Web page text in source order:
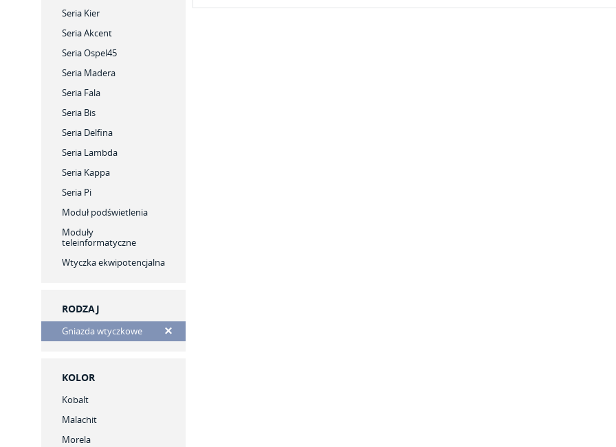
Seria Kier
Seria Akcent
Seria Ospel45
Seria Madera
Seria Fala
Seria Bis
Seria Delfina
Seria Lambda
Seria Kappa
Seria Pi
Moduł podświetlenia
Moduły
teleinformatyczne
Wtyczka ekwipotencjalna
RODZAJ
Gniazda wtyczkowe
KOLOR
Kobalt
Malachit
Morela